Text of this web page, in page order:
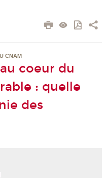
CNAM
coeur du
: quelle
des